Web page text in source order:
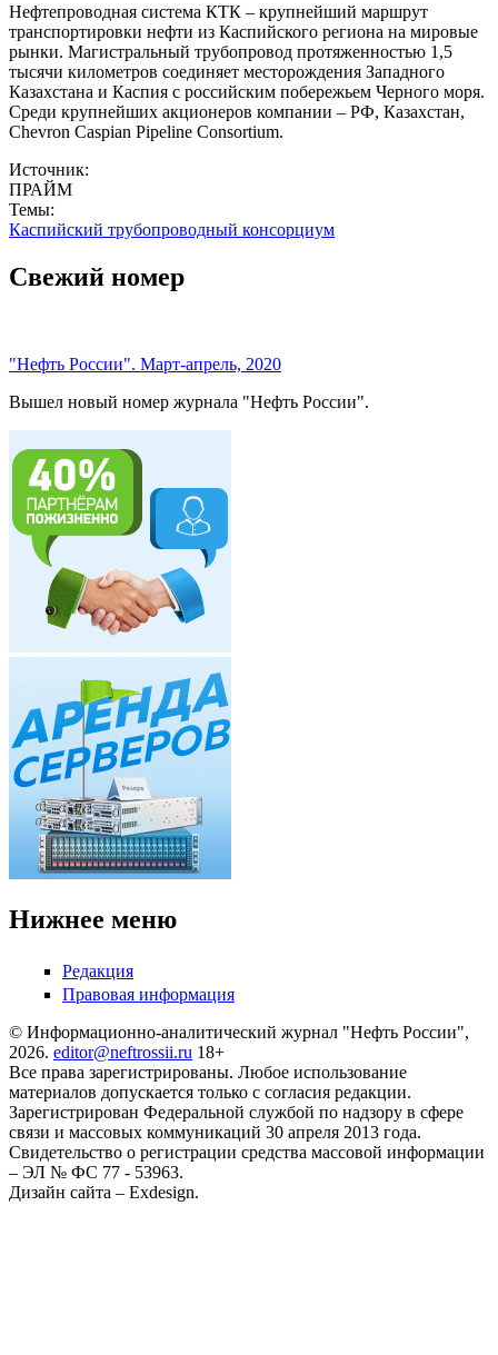
Нефтепроводная система КТК – крупнейший маршрут
транспортировки нефти из Каспийского региона на мировые
рынки. Магистральный трубопровод протяженностью 1,5
тысячи километров соединяет месторождения Западного
Казахстана и Каспия с российским побережьем Черного моря.
Среди крупнейших акционеров компании – РФ, Казахстан,
Chevron Caspian Pipeline Consortium.
Источник:
ПРАЙМ
Темы:
Каспийский трубопроводный консорциум
Свежий номер
"Нефть России". Март-апрель, 2020
Вышел новый номер журнала "Нефть России".
Нижнее меню
Редакция
Правовая информация
© Информационно-аналитический журнал "Нефть России",
2026. editor@neftrossii.ru 18+
Все права зарегистрированы. Любое использование
материалов допускается только с согласия редакции.
Зарегистрирован Федеральной службой по надзору в сфере
связи и массовых коммуникаций 30 апреля 2013 года.
Свидетельство о регистрации средства массовой информации
– ЭЛ № ФС 77 - 53963.
Дизайн сайта – Exdesign.